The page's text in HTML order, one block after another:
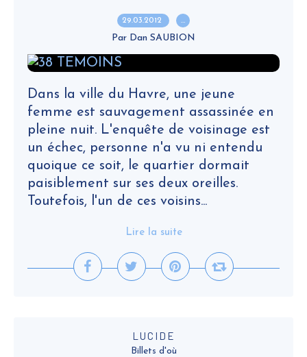
29.03.2012 …
Par Dan SAUBION
Dans la ville du Havre, une jeune
femme est sauvagement assassinée en
pleine nuit. L'enquête de voisinage est
un échec, personne n'a vu ni entendu
quoique ce soit, le quartier dormait
paisiblement sur ses deux oreilles.
Toutefois, l'un de ces voisins...
Lire la suite
LUCIDE
Billets d'où